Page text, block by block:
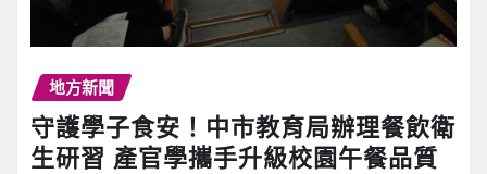
地方新聞
守護學子食安！中市教育局辦理餐飲衛
生研習 產官學攜手升級校園午餐品質